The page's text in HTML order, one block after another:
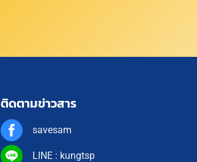
ติดตามข่าวสาร
savesam
LINE : kungtsp